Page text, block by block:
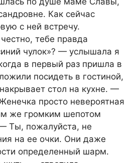
Как сейчас
с ней встречу.
тебе правда
чулок»? — услышала я
в первый раз пришла в
посидеть в гостиной,
стол на кухне. —
просто невероятная
же громким шепотом
Ты, пожалуйста, не
на ее очки. Они даже
определенный шарм.